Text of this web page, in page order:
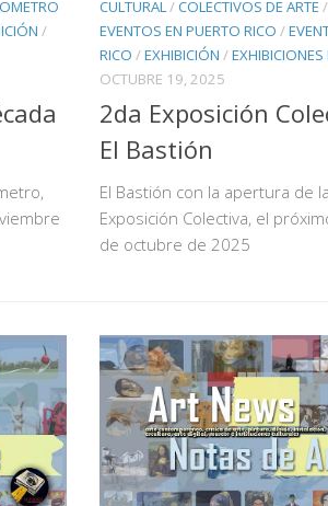
/
CULTURAL/COLECTIVOS DE ARTE /
EVENTOS EN PUERTO RICO /
RICO /EXHIBICIÓN /EXHIBICIONES
OCTUBRE 19, 2025
2da Exposición
El Bastión
El Bastión con la apertura de
Exposición Colectiva, el
de octubre de 2025